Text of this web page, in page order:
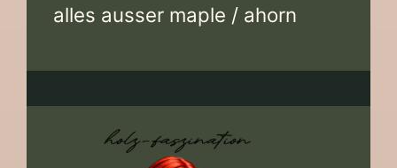
alles ausser maple / ahorn